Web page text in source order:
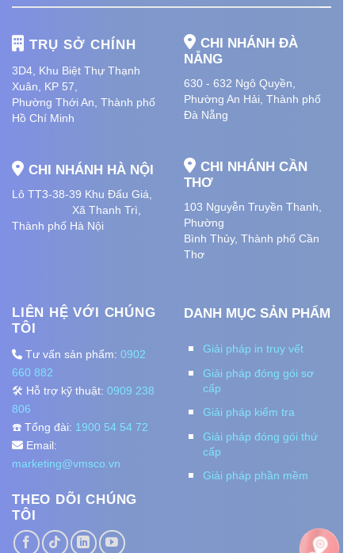
TRỤ SỞ CHÍNH
3D4, Khu Biệt Thự Thạnh
Xuân, KP 57,
Phường Thới An, Thành phố
Hồ Chí Minh
CHI NHÁNH HÀ NỘI
Lô TT3-38-39 Khu Đấu Giá,
Xã Thanh Trì,
Thành phố Hà Nội
CHI NHÁNH ĐÀ
NẴNG
630 - 632 Ngô Quyền,
Phường An Hải, Thành phố
Đà Nẵng
CHI NHÁNH CẦN
THƠ
103 Nguyễn Truyền Thanh,
Phường
Bình Thủy, Thành phố Cần
Thơ
LIÊN HỆ VỚI CHÚNG
TÔI
Tư vấn sản phẩm: 0902
660 882
🛠️ Hỗ trợ kỹ thuật: 0909 238
806
☎️ Tổng đài: 1900 54 54 72
Email:
marketing@vmsco.vn
THEO DÕI CHÚNG
TÔI
DANH MỤC SẢN PHẨM
Giải pháp in truy vết
Giải pháp đóng gói sơ
cấp
Giải pháp kiểm tra
Giải pháp đóng gói thứ
cấp
Giải pháp phần mềm